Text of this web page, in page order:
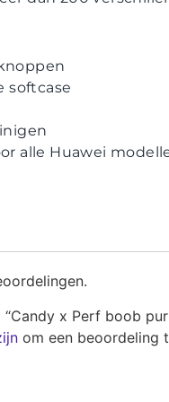
softcase
alle Huawei
“Candy x Perf boob
om een beoordeling